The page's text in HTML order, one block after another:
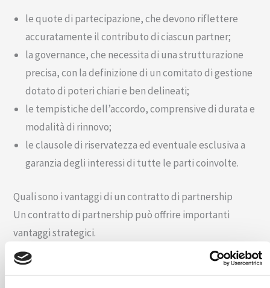
le quote di partecipazione, che devono riflettere
accuratamente il contributo di ciascun partner;
la governance, che necessita di una strutturazione
precisa, con la definizione di un comitato di gestione
dotato di poteri chiari e ben delineati;
le tempistiche dell’accordo, comprensive di durata e
modalità di rinnovo;
le clausole di riservatezza ed eventuale esclusiva a
garanzia degli interessi di tutte le parti coinvolte.
Quali sono i vantaggi di un contratto di partnership
Un contratto di partnership può offrire importanti
vantaggi strategici.
Prima di tutto, l’intesa può assicurare una
migliore